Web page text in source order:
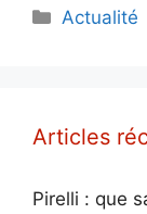
Catégories
Actualité
Articles
Pirelli : que